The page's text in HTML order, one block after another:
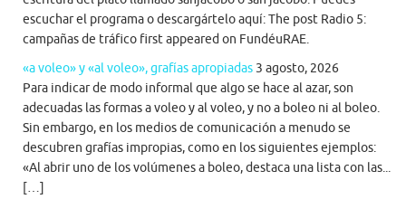
escuchar el programa o descargártelo aquí: The post Radio 5:
campañas de tráfico first appeared on FundéuRAE.
«a voleo» y «al voleo», grafías apropiadas 3 agosto, 2026
Para indicar de modo informal que algo se hace al azar, son
adecuadas las formas a voleo y al voleo, y no a boleo ni al boleo.
Sin embargo, en los medios de comunicación a menudo se
descubren grafías impropias, como en los siguientes ejemplos:
«Al abrir uno de los volúmenes a boleo, destaca una lista con las...
[…]